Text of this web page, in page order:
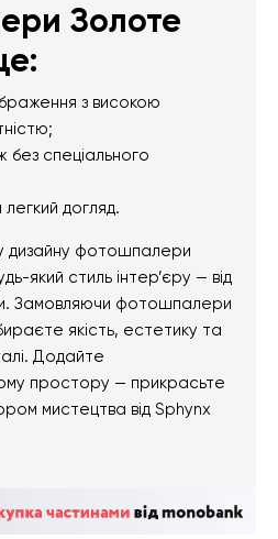
Золоте
з високою
спеціального
легкий догляд.
дизайну фотошпалери
який стиль інтер’єру — від
Замовляючи фотошпалери
якість, естетику та
Додайте
простору — прикрасьте
мистецтва від Sphynx